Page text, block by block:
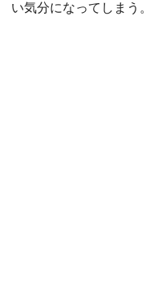
い気分になってしまう。